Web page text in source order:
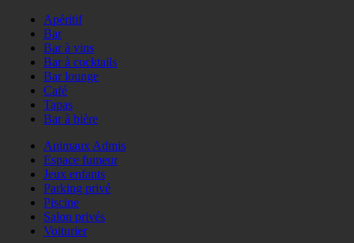
Apéritif
Bar
Bar à vins
Bar à cocktails
Bar lounge
Café
Tapas
Bar à bière
Animaux Admis
Espace fumeur
Jeux enfants
Parking privé
Piscine
Salon privés
Voiturier